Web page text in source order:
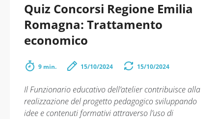
Quiz Concorsi Regione Emilia
Romagna: Trattamento
economico
9 min. 15/10/2024 15/10/2024
Il Funzionario educativo dell’atelier contribuisce alla
realizzazione del progetto pedagogico sviluppando
idee e contenuti formativi attraverso l’uso di